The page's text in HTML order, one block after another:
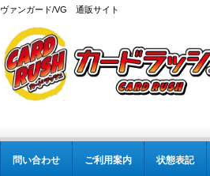
ヴァンガード/VG 通販サイト
問い合わせ ご利用案内 状態表記